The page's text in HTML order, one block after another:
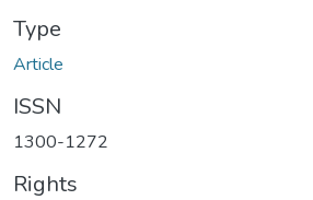
Type
Article
ISSN
1300-1272
Rights